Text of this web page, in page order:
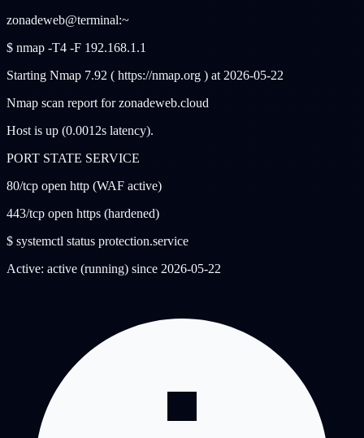
zonadeweb@terminal:~
$ nmap -T4 -F 192.168.1.1
Starting Nmap 7.92 ( https://nmap.org ) at 2026-05-22
Nmap scan report for zonadeweb.cloud
Host is up (0.0012s latency).
PORT STATE SERVICE
80/tcp open http (WAF active)
443/tcp open https (hardened)
$ systemctl status protection.service
Active: active (running) since 2026-05-22